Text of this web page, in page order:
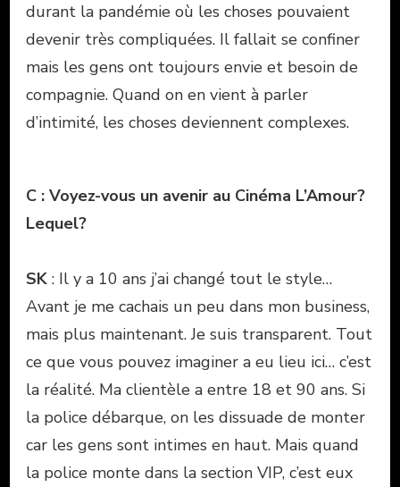
durant la pandémie où les choses pouvaient
devenir très compliquées. Il fallait se confiner
mais les gens ont toujours envie et besoin de
compagnie. Quand on en vient à parler
d’intimité, les choses deviennent complexes.
C : Voyez-vous un avenir au Cinéma L’Amour?
Lequel?
SK : Il y a 10 ans j’ai changé tout le style…
Avant je me cachais un peu dans mon business,
mais plus maintenant. Je suis transparent. Tout
ce que vous pouvez imaginer a eu lieu ici… c’est
la réalité. Ma clientèle a entre 18 et 90 ans. Si
la police débarque, on les dissuade de monter
car les gens sont intimes en haut. Mais quand
la police monte dans la section VIP, c’est eux